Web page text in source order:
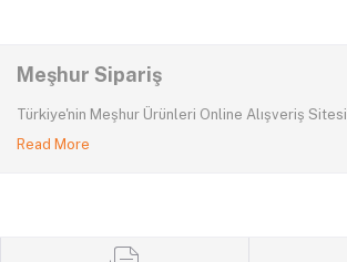
Meşhur Sipariş
Türkiye'nin Meşhur Ürünleri Online Alışveriş Sitesi
Read More